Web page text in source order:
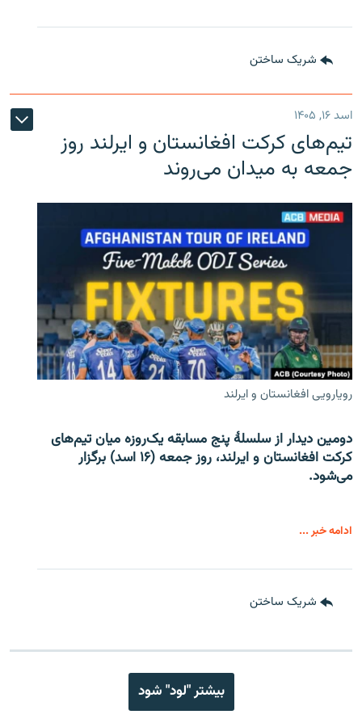
شریک ساختن
اسد ۱۶, ۱۴۰۵
تیم‌های کرکت افغانستان و ایرلند روز
جمعه به میدان می‌روند
رویارویی افغانستان و ایرلند
دومین دیدار از سلسلۀ پنج مسابقه یک‌روزه میان تیم‌های
کرکت افغانستان و ایرلند، روز جمعه (۱۶ اسد) برگزار
می‌شود.
ادامه خبر ...
شریک ساختن
بیشتر "لود" شود